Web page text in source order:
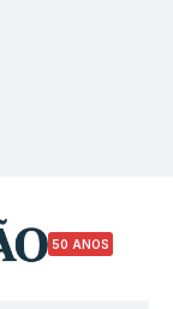
50 ANOS